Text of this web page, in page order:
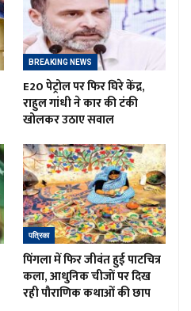
BREAKING NEWS
E20 पेट्रोल पर फिर घिरे केंद्र,
राहुल गांधी ने कार की टंकी
खोलकर उठाए सवाल
पत्रिका
पिंगला में फिर जीवंत हुई पाटचित्र
कला, आधुनिक चीजों पर दिख
रही पौराणिक कथाओं की छाप